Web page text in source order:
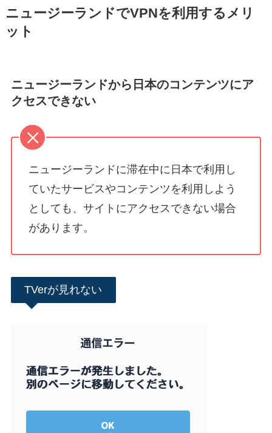
ニュージーランドでVPNを利用するメリ
ット
ニュージーランドから日本のコンテンツにア
クセスできない
ニュージーランドに滞在中に日本で利用し
ていたサービスやコンテンツを利用しよう
としても、サイトにアクセスできない場合
があります。
TVerが見れない